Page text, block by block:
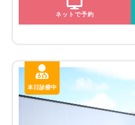
ネットで予約
本日診療中